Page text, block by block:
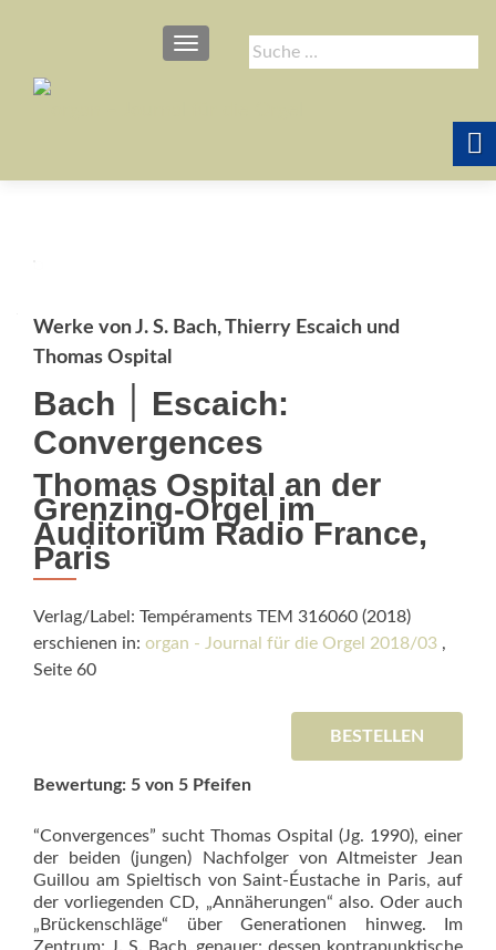
Suche
nach:
SCHALTE NAVIGATION
Werke von J. S. Bach, Thierry Escaich und
Thomas Ospital
Bach ׀ Escaich:
Convergences
Thomas Ospital an der
Grenzing-Orgel im
Auditorium Radio France,
Paris
Verlag/Label: Tempéraments TEM 316060 (2018)
erschienen in: organ - Journal für die Orgel 2018/03 ,
Seite 60
BESTELLEN
Bewertung: 5 von 5 Pfeifen
“Convergences” sucht Thomas Ospital (Jg. 1990), einer
der beiden (jungen) Nachfolger von Altmeister Jean
Guillou am Spieltisch von Saint-Éustache in Paris, auf
der vorliegenden CD, „Annäherungen“ also. Oder auch
„Brückenschläge“ über Generationen hinweg. Im